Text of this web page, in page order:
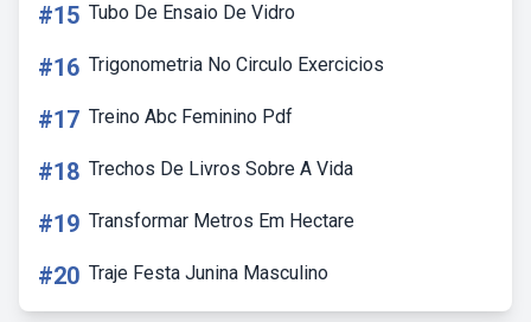
#15 Tubo De Ensaio De Vidro
#16 Trigonometria No Circulo Exercicios
#17 Treino Abc Feminino Pdf
#18 Trechos De Livros Sobre A Vida
#19 Transformar Metros Em Hectare
#20 Traje Festa Junina Masculino